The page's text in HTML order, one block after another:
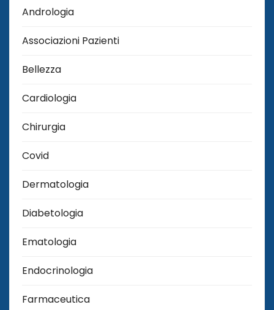
Andrologia
Associazioni Pazienti
Bellezza
Cardiologia
Chirurgia
Covid
Dermatologia
Diabetologia
Ematologia
Endocrinologia
Farmaceutica